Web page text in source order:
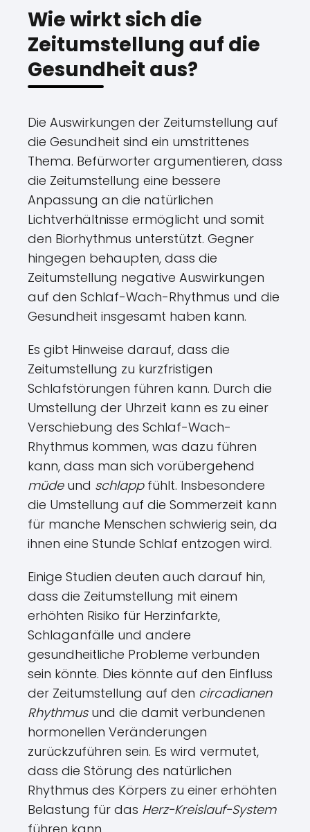
Wie wirkt sich die
Zeitumstellung auf die
Gesundheit aus?
Die Auswirkungen der Zeitumstellung auf
die Gesundheit sind ein umstrittenes
Thema. Befürworter argumentieren, dass
die Zeitumstellung eine bessere
Anpassung an die natürlichen
Lichtverhältnisse ermöglicht und somit
den Biorhythmus unterstützt. Gegner
hingegen behaupten, dass die
Zeitumstellung negative Auswirkungen
auf den Schlaf-Wach-Rhythmus und die
Gesundheit insgesamt haben kann.
Es gibt Hinweise darauf, dass die
Zeitumstellung zu kurzfristigen
Schlafstörungen führen kann. Durch die
Umstellung der Uhrzeit kann es zu einer
Verschiebung des Schlaf-Wach-
Rhythmus kommen, was dazu führen
kann, dass man sich vorübergehend
müdeund schlappfühlt. Insbesondere
die Umstellung auf die Sommerzeit kann
für manche Menschen schwierig sein, da
ihnen eine Stunde Schlaf entzogen wird.
Einige Studien deuten auch darauf hin,
dass die Zeitumstellung mit einem
erhöhten Risiko für Herzinfarkte,
Schlaganfälle und andere
gesundheitliche Probleme verbunden
sein könnte. Dies könnte auf den Einfluss
der Zeitumstellung auf den circadianen
Rhythmusund die damit verbundenen
hormonellen Veränderungen
zurückzuführen sein. Es wird vermutet,
dass die Störung des natürlichen
Rhythmus des Körpers zu einer erhöhten
Belastung für das Herz-Kreislauf-System